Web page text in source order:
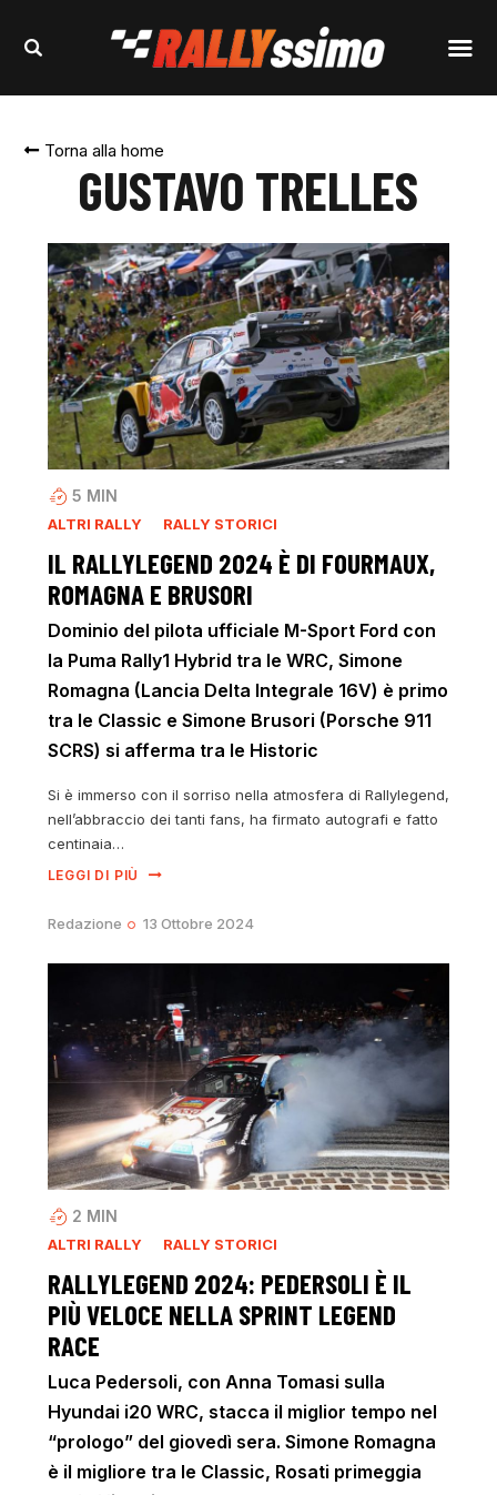
Torna alla home
GUSTAVO TRELLES
5 MIN
ALTRI RALLY RALLY STORICI
IL RALLYLEGEND 2024 È DI FOURMAUX,
ROMAGNA E BRUSORI
Dominio del pilota ufficiale M-Sport Ford con
la Puma Rally1 Hybrid tra le WRC, Simone
Romagna (Lancia Delta Integrale 16V) è primo
tra le Classic e Simone Brusori (Porsche 911
SCRS) si afferma tra le Historic
Si è immerso con il sorriso nella atmosfera di Rallylegend,
nell’abbraccio dei tanti fans, ha firmato autografi e fatto
centinaia…
LEGGI DI PIÙ
Redazione 13 Ottobre 2024
2 MIN
ALTRI RALLY RALLY STORICI
RALLYLEGEND 2024: PEDERSOLI È IL
PIÙ VELOCE NELLA SPRINT LEGEND
RACE
Luca Pedersoli, con Anna Tomasi sulla
Hyundai i20 WRC, stacca il miglior tempo nel
“prologo” del giovedì sera. Simone Romagna
è il migliore tra le Classic, Rosati primeggia